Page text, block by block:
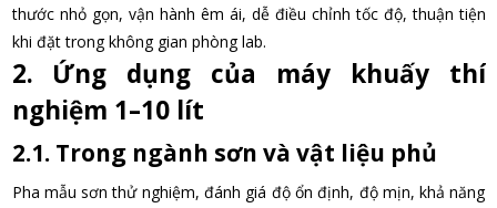
thước nhỏ gọn, vận hành êm ái, dễ điều chỉnh tốc độ, thuận tiện
khi đặt trong không gian phòng lab.
2. Ứng dụng của máy khuấy thí
nghiệm 1–10 lít
2.1. Trong ngành sơn và vật liệu phủ
Pha mẫu sơn thử nghiệm, đánh giá độ ổn định, độ mịn, khả năng